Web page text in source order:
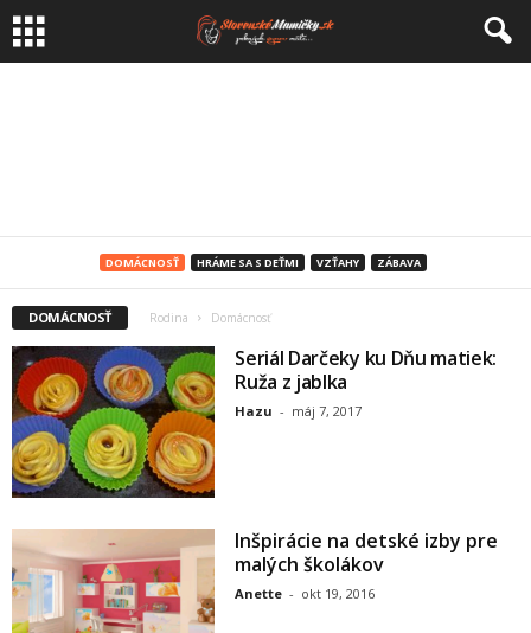
DOMÁCNOSŤ HRÁME SA S DEŤMI VZŤAHY ZÁBAVA
DOMÁCNOSŤ Rodina Domácnosť
Seriál Darčeky ku Dňu matiek:
Ruža z jablka
Hazu - máj 7, 2017
Inšpirácie na detské izby pre
malých školákov
Anette - okt 19, 2016